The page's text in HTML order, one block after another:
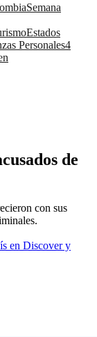
Semana
Estados
Personales4
de
con sus
en Discover y